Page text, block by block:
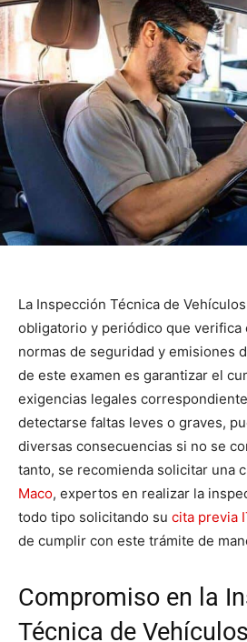
La Inspección Técnica de
obligatorio y periódico que verifica
normas de seguridad y emisiones
de este examen es garantizar el
exigencias legales
detectarse faltas leves o graves,
diversas consecuencias si no se
tanto, se recomienda solicitar una
Maco, expertos en realizar la
todo tipo solicitando su cita previa
de cumplir con este trámite de
Compromiso en la
Técnica de Vehículos